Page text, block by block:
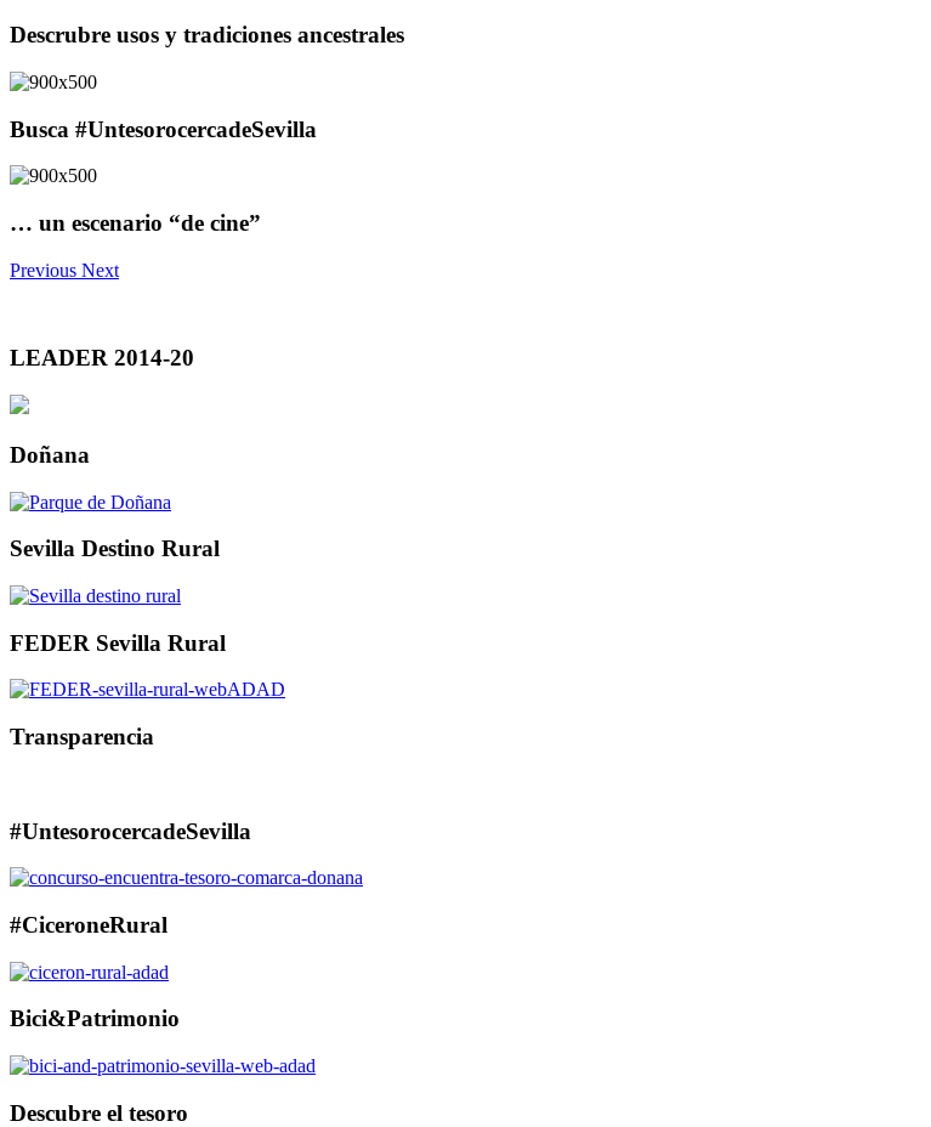
Descrubre usos y tradiciones ancestrales
Busca #UntesorocercadeSevilla
… un escenario “de cine”
Previous Next
LEADER 2014-20
Doñana
Sevilla Destino Rural
FEDER Sevilla Rural
Transparencia
#UntesorocercadeSevilla
#CiceroneRural
Bici&Patrimonio
Descubre el tesoro